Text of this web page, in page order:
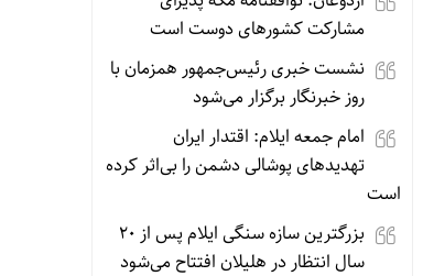
مشارکت کشورهای دوست است
نشست خبری رئیس‌جمهور همزمان با
روز خبرنگار برگزار می‌شود
امام جمعه ایلام: اقتدار ایران
تهدیدهای پوشالی دشمن را بی‌اثر کرده
است
بزرگترین سازه سنگی ایلام پس از ۲۰
سال انتظار در هلیلان افتتاح می‌شود